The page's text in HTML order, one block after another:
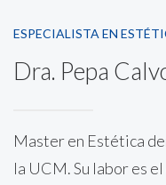
ESPECIALISTA EN
Dra. Pepa
Master en Estética
la UCM. Su labor es